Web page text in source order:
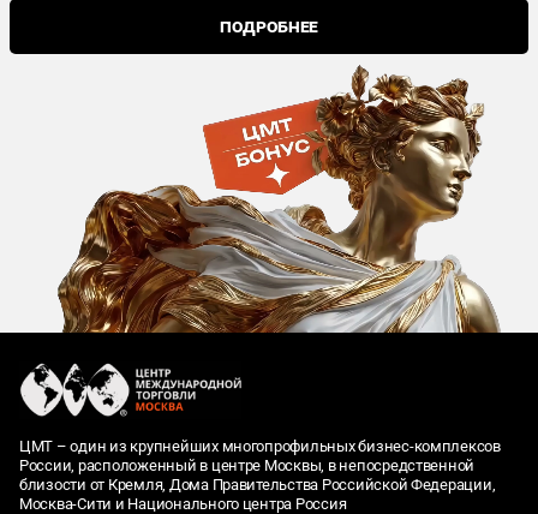
ПОДРОБНЕЕ
ЦМТ – один из крупнейших многопрофильных бизнес-комплексов
России, расположенный в центре Москвы, в непосредственной
близости от Кремля, Дома Правительства Российской Федерации,
Москва-Сити и Национального центра Россия